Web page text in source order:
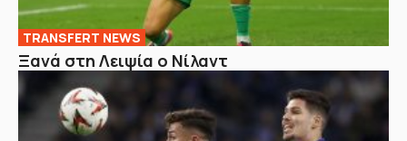
TRANSFERT NEWS
Ξανά στη Λειψία ο Νίλαντ